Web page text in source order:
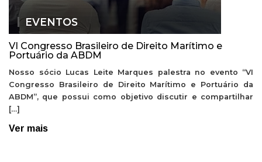
EVENTOS
VI Congresso Brasileiro de Direito Marítimo e
Portuário da ABDM
Nosso sócio Lucas Leite Marques palestra no evento “VI
Congresso Brasileiro de Direito Marítimo e Portuário da
ABDM”, que possui como objetivo discutir e compartilhar
[…]
Ver mais